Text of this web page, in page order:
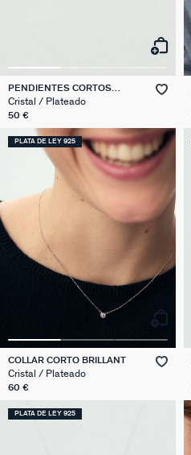
PENDIENTES CORTOS
RONDOU
Cristal / Plateado
50 €
PLATA DE LEY 925
COLLAR CORTO BRILLANT
Cristal / Plateado
60 €
PLATA DE LEY 925